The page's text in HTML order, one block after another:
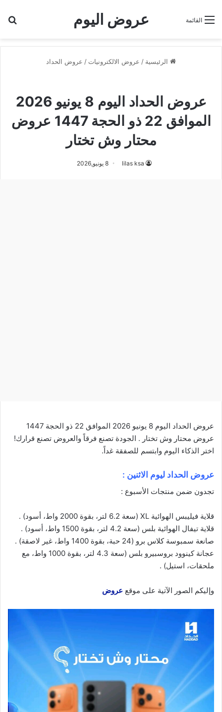
عروض اليوم القائمة
الرئيسية / عروض الالكترونيات / عروض الحداد
عروض الحداد اليوم 8 يونيو 2026
الموافق 22 ذو الحجة 1447 عروض
محتار وش تختار
lilas ksa 8 يونيو,2026
عروض الحداد اليوم 8 يونيو 2026 الموافق 22 ذو الحجة 1447
عروض محتار وش تختار . الجودة تصنع فرقاً والعروض تصنع قرارك!
اختر الذكاء اليوم وابتسم للصفقة غداً.
عروض الحداد ليوم الاثنين :
تجدون ضمن منتجات الأسبوع :
قلاية فيليبس الهوائية XL (سعة 6.2 لتر، بقوة 2000 واط، أسود) .
قلاية تيفال الهوائية بلس (سعة 4.2 لتر، بقوة 1500 واط، أسود) .
صانعة سمبوسة كلاس برو (24 حبة، بقوة 1400 واط، غير لاصقة) .
عجانة كينوود بروسبيرو بلس (سعة 4.3 لتر، بقوة 1000 واط، مع
ملحقات، استيل) .
وإليكم الصور الآتية على موقع عروض